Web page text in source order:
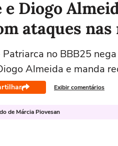
e Diogo
ataques
no BBB25
Almeida e manda
Exibir comentários
de Márcia Piovesan